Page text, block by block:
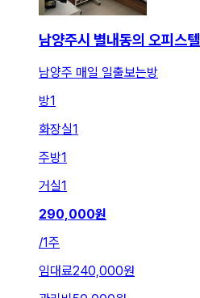
남양주시 별내동의 오피스텔
남양주 매일 일출보는방
방1
화장실1
주방1
거실1
290,000원
/1주
임대료240,000원